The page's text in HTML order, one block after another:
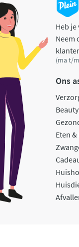
Heb
Neem
(ma t/
Ons
Beauty
Eten